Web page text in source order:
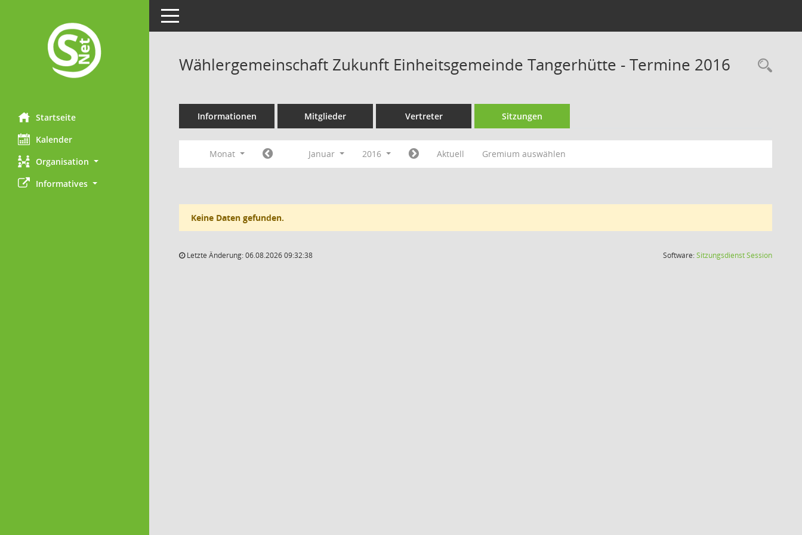
Startseite
Kalender
Organisation
Informatives
Toggle navigation
Wählergemeinschaft Zukunft Einheitsgemeinde Tangerhütte - Termine 2016
Informationen Mitglieder Vertreter Sitzungen
Monat Januar 2016 Aktuell Gremium auswählen
Keine Daten gefunden.
Letzte Änderung: 06.08.2026 09:32:38 Software:SitzungsdienstSession(Wird in